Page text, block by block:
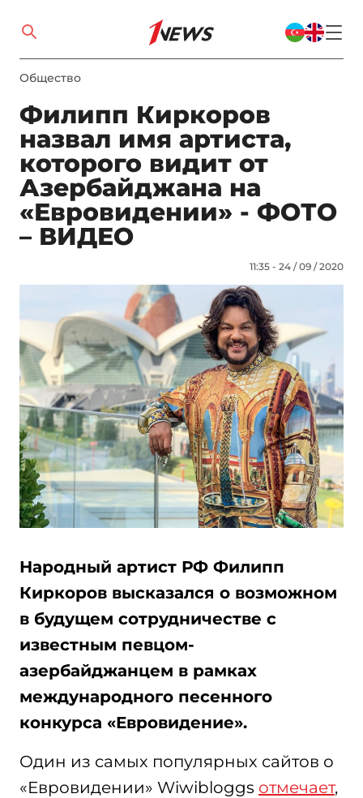
Общество
Филипп Киркоров
назвал имя артиста,
которого видит от
Азербайджана на
«Евровидении» - ФОТО
– ВИДЕО
11:35 - 24 / 09 / 2020
Народный артист РФ Филипп
Киркоров высказался о возможном
в будущем сотрудничестве с
известным певцом-
азербайджанцем в рамках
международного песенного
конкурса «Евровидение».
Один из самых популярных сайтов о
«Евровидении» Wiwibloggs отмечает,